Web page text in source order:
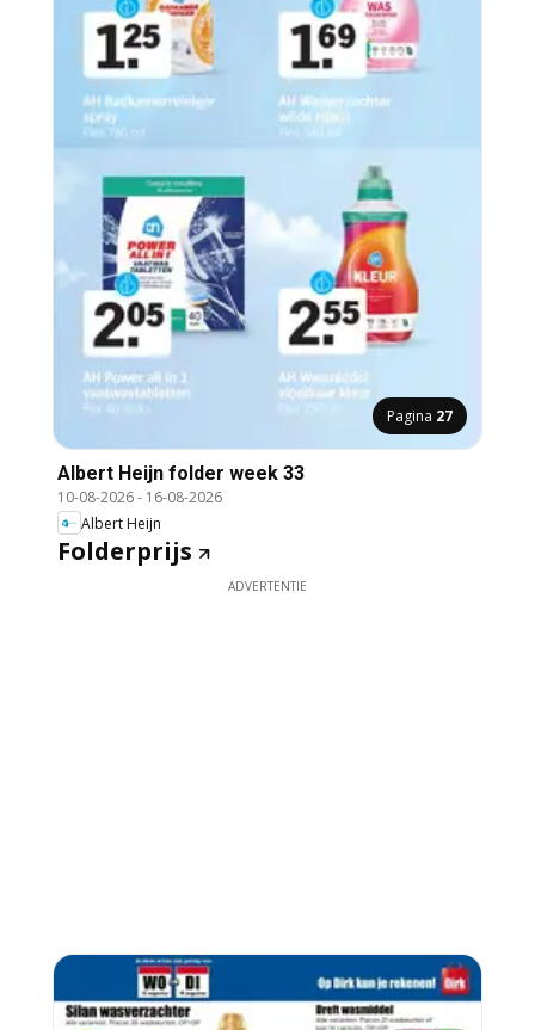
Pagina 27
Albert Heijn folder week 33
10-08-2026- 16-08-2026
Albert Heijn
Folderprijs
ADVERTENTIE